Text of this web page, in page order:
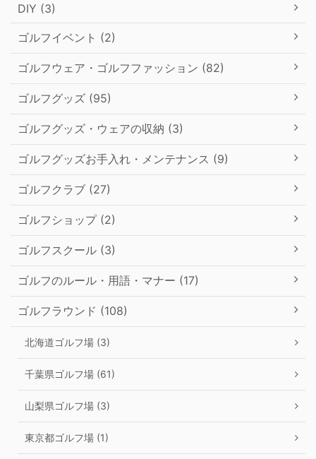
DIY (3)
ゴルフイベント (2)
ゴルフウェア・ゴルフファッション (82)
ゴルフグッズ (95)
ゴルフグッズ・ウェアの収納 (3)
ゴルフグッズお手入れ・メンテナンス (9)
ゴルフクラブ (27)
ゴルフショップ (2)
ゴルフスクール (3)
ゴルフのルール・用語・マナー (17)
ゴルフラウンド (108)
北海道ゴルフ場 (3)
千葉県ゴルフ場 (61)
山梨県ゴルフ場 (3)
東京都ゴルフ場 (1)